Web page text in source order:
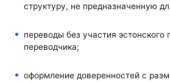
структуру, не предназначенную
переводы без участия эстонского
переводчика;
оформление доверенностей с